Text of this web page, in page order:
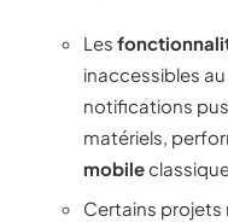
Les
inaccessibles
notifications
matériels,
mobile
Certains